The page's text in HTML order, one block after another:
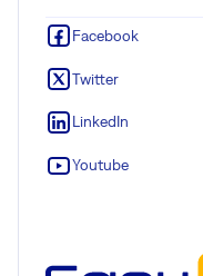
Facebook
Twitter
LinkedIn
Youtube